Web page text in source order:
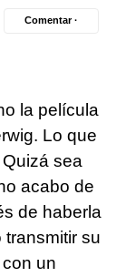
Comentar ·
la película
Lo que
sea
acabo de
de haberla
su
un